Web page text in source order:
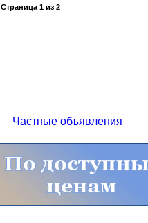
Страница 1из 2
Частные объявления